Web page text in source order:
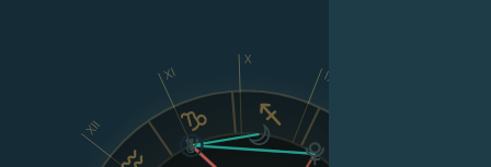
IX
X
XI
XII